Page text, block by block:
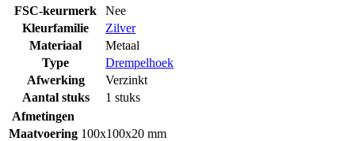
FSC-keurmerk
Nee
Kleurfamilie
Zilver
Materiaal
Metaal
Type
Drempelhoek
Afwerking
Verzinkt
Aantal stuks
1 stuks
Afmetingen
Maatvoering 100x100x20 mm